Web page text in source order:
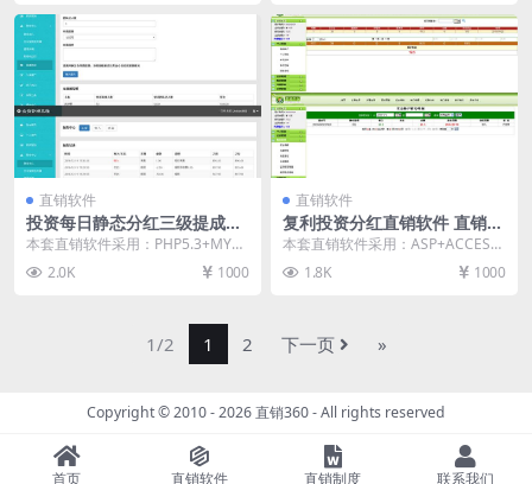
直销软件
投资每日静态分红三级提成直
销软件 直销系统 直销管理软
本套直销软件采用：PHP5.3+MYS
QL开发，是一套投资每日静态分红
三级提成直...
2.0K 1000
直销软件
复利投资分红直销软件 直销系
统 直销管理软件 直销系统软
本套直销软件采用：ASP+ACCESS
开发，是一套复利投资分红直销软
件，具体的玩...
1.8K 1000
1/2 1 2 下一页 »
Copyright © 2010 - 2026直销360- All rights reserved
首页 直销软件 直销制度 联系我们